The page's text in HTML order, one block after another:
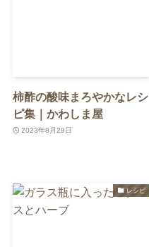
柿酢の酸味まろやかなレシ
ピ集｜かわしま屋
2023年8月29日
レシピ